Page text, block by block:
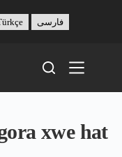
فارسی
xwe hat